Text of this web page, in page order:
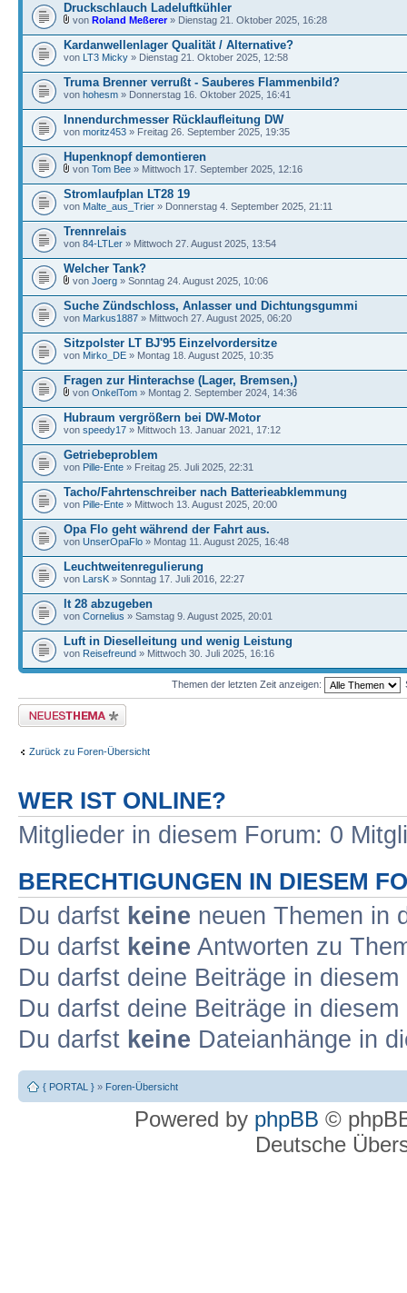
Druckschlauch Ladeluftkühler
von Roland Meßerer» Dienstag 21. Oktober 2025, 16:28
Kardanwellenlager Qualität / Alternative?
von LT3 Micky » Dienstag 21. Oktober 2025, 12:58
Truma Brenner verrußt - Sauberes Flammenbild?
von hohesm » Donnerstag 16. Oktober 2025, 16:41
Innendurchmesser Rücklaufleitung DW
von moritz453 » Freitag 26. September 2025, 19:35
Hupenknopf demontieren
von Tom Bee » Mittwoch 17. September 2025, 12:16
Stromlaufplan LT28 19
von Malte_aus_Trier » Donnerstag 4. September 2025, 21:11
Trennrelais
von 84-LTLer » Mittwoch 27. August 2025, 13:54
Welcher Tank?
von Joerg » Sonntag 24. August 2025, 10:06
Suche Zündschloss, Anlasser und Dichtungsgummi
von Markus1887 » Mittwoch 27. August 2025, 06:20
Sitzpolster LT BJ'95 Einzelvordersitze
von Mirko_DE » Montag 18. August 2025, 10:35
Fragen zur Hinterachse (Lager, Bremsen,)
von OnkelTom » Montag 2. September 2024, 14:36
Hubraum vergrößern bei DW-Motor
von speedy17 » Mittwoch 13. Januar 2021, 17:12
Getriebeproblem
von Pille-Ente » Freitag 25. Juli 2025, 22:31
Tacho/Fahrtenschreiber nach Batterieabklemmung
von Pille-Ente » Mittwoch 13. August 2025, 20:00
Opa Flo geht während der Fahrt aus.
von UnserOpaFlo » Montag 11. August 2025, 16:48
Leuchtweitenregulierung
von LarsK » Sonntag 17. Juli 2016, 22:27
lt 28 abzugeben
von Cornelius » Samstag 9. August 2025, 20:01
Luft in Dieselleitung und wenig Leistung
von Reisefreund » Mittwoch 30. Juli 2025, 16:16
Themen der letzten Zeit anzeigen:
Neues Thema erstellen
Zurück zu Foren-Übersicht
WER IST ONLINE?
Mitglieder in diesem Forum: 0
BERECHTIGUNGEN IN DIESEM
Du darfst keine neuen Themen in
Du darfst keine Antworten zu
Du darfst deine Beiträge in
Du darfst deine Beiträge in
Du darfst keine Dateianhänge in
{ PORTAL } » Foren-Übersicht
Powered by phpBB ©
Deutsche